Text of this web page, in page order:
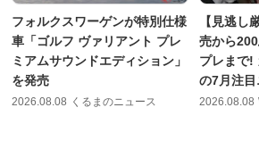
フォルクスワーゲンが特別仕様
車「ゴルフ ヴァリアント プレ
ミアムサウンドエディション」
を発売
2026.08.08 くるまのニュース
【見逃し
売から
プレまで!
の7月注
2026.08.08